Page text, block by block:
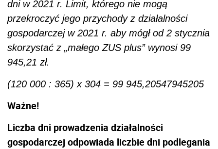
dni w 2021 r. Limit, którego nie mogą
przekroczyć jego przychody z działalności
gospodarczej w 2021 r. aby mógł od 2 stycznia
skorzystać z „małego ZUS plus” wynosi 99
945,21 zł.
(120 000 : 365) x 304 = 99 945,20547945205
Ważne!
Liczba dni prowadzenia działalności
gospodarczej odpowiada liczbie dni podlegania